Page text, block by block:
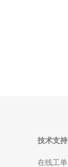
技术支持
在线工单